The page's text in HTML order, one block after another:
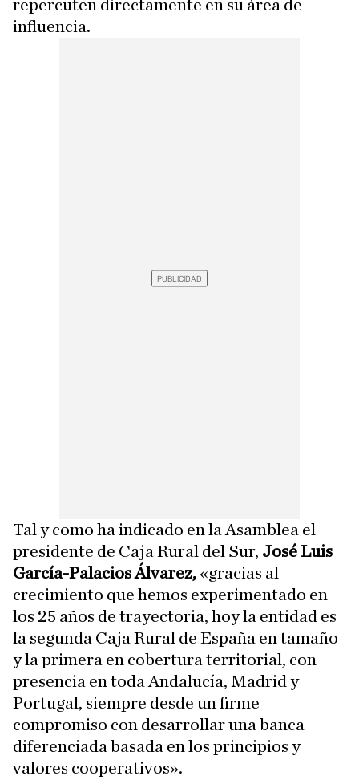
repercuten directamente en su área de
influencia.
Tal y como ha indicado en la Asamblea el
presidente de Caja Rural del Sur, José Luis
García-Palacios Álvarez, «gracias al
crecimiento que hemos experimentado en
los 25 años de trayectoria, hoy la entidad es
la segunda Caja Rural de España en tamaño
y la primera en cobertura territorial, con
presencia en toda Andalucía, Madrid y
Portugal, siempre desde un firme
compromiso con desarrollar una banca
diferenciada basada en los principios y
valores cooperativos».